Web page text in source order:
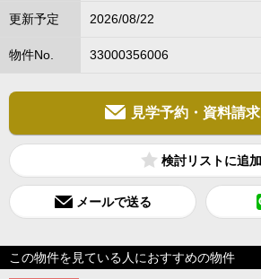
更新予定 2026/08/22
物件No. 33000356006
見学予約・資料請求
検討リスト
メールで送る
この物件を見ている人におすすめの物件